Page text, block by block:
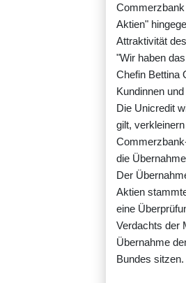
Commerzbank
Aktien"
Attraktivität
"Wir haben
Chefin Bettina
Kundinnen
Die Unicredit
gilt,
die
Der
Aktien
eine
Verdachts der
Übernahme
Bundes sitzen.